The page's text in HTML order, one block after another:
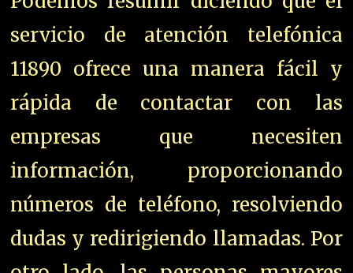
servicio de atención telefónica
11890 ofrece una manera fácil y
rápida de contactar con las
empresas que necesiten
información, proporcionando
números de teléfono, resolviendo
dudas y redirigiendo llamadas. Por